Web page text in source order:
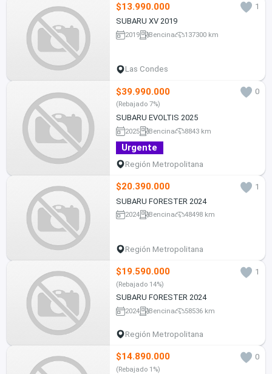
$13.990.000
1
SUBARU XV 2019
2019 Bencina 137300 km
Las Condes
$39.990.000 0
(Rebajado 7%)
SUBARU EVOLTIS 2025
2025 Bencina 8843 km
Urgente
Región Metropolitana
$20.390.000
1
SUBARU FORESTER 2024
2024 Bencina 48498 km
Región Metropolitana
$19.590.000 1
(Rebajado 14%)
SUBARU FORESTER 2024
2024 Bencina 58536 km
Región Metropolitana
$14.890.000 0
(Rebajado 1%)